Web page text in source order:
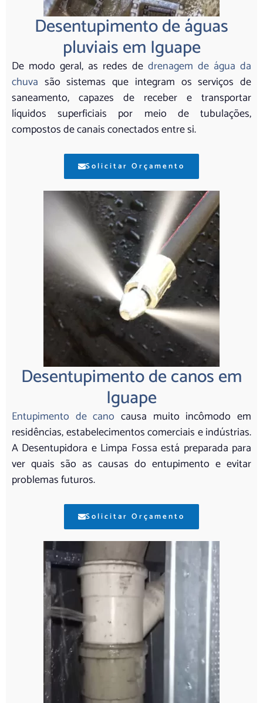
Desentupimento de águas
pluviais em Iguape
De modo geral, as redes de drenagem de água da
chuva são sistemas que integram os serviços de
saneamento, capazes de receber e transportar
líquidos superficiais por meio de tubulações,
compostos de canais conectados entre si.
Solicitar Orçamento
Desentupimento de canos em
Iguape
Entupimento de cano causa muito incômodo em
residências, estabelecimentos comerciais e indústrias.
A Desentupidora e Limpa Fossa está preparada para
ver quais são as causas do entupimento e evitar
problemas futuros.
Solicitar Orçamento